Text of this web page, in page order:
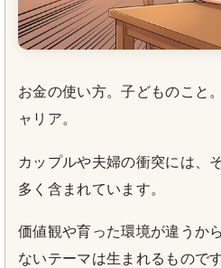
お金の使い方。子どものこと
ャリア。
カップルや夫婦の衝突には、
多く含まれています。
価値観や育った環境が違うか
ないテーマは生まれるものです